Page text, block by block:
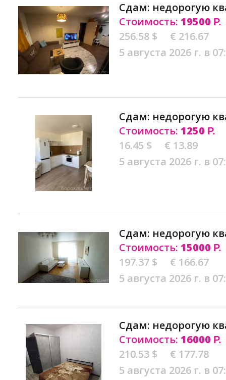
Сдам: недорогую
Стоимость: 19500 Р.
256.58 $
€ 216.67
5 августа 2026 г. в
Сдам: недорогую
Стоимость: 1250 Р.
16.45 $
€ 13.89
5 августа 2026 г. в
Сдам: недорогую
Стоимость: 15000 Р.
197.37 $
€ 166.67
5 августа 2026 г. в
Сдам: недорогую
Стоимость: 16000 Р.
210.53 $
€ 177.78
5 августа 2026 г. в